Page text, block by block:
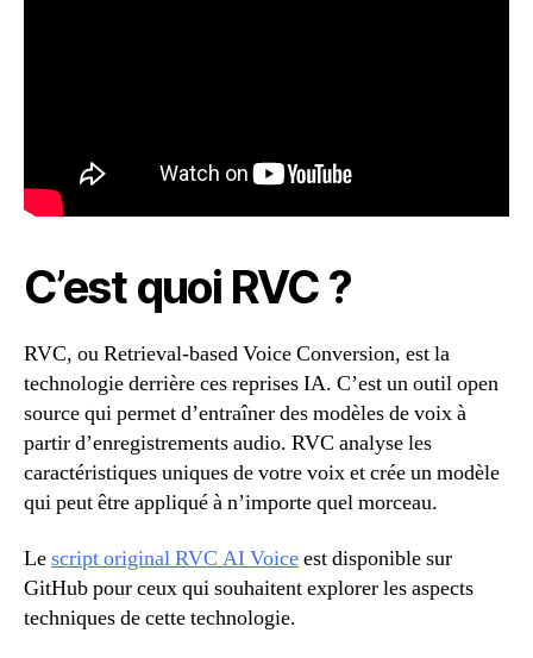
C’est quoi RVC ?
RVC, ou Retrieval-based Voice Conversion, est la
technologie derrière ces reprises IA. C’est un outil open
source qui permet d’entraîner des modèles de voix à
partir d’enregistrements audio. RVC analyse les
caractéristiques uniques de votre voix et crée un modèle
qui peut être appliqué à n’importe quel morceau.
Lescript original RVC AI Voiceest disponible sur
GitHub pour ceux qui souhaitent explorer les aspects
techniques de cette technologie.